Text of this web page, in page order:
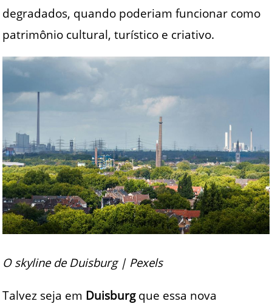
degradados, quando poderiam funcionar como
patrimônio cultural, turístico e criativo.
O skyline de Duisburg | Pexels
Talvez seja em Duisburg que essa nova